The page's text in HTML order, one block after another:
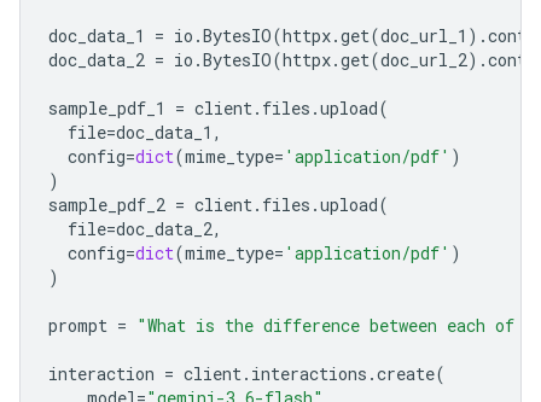
doc_data_1 = io .BytesIO(httpx.get(doc_url_1 ) .
doc_data_2 = io .BytesIO(httpx.get(doc_url_2) .
sample_pdf_1 = client. files .upload(
file=doc_data_1 ,
config=dict(mime_type= 'application/pdf' )
)
sample_pdf_2 = client. files .upload(
file=doc_data_2,
config=dict(mime_type= 'application/pdf' )
)
prompt = "What is the difference between each of
interaction = client. interactions .create(